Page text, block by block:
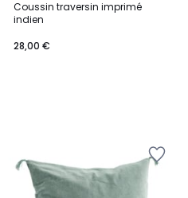
Coussin traversin imprimé
indien
28,00 €